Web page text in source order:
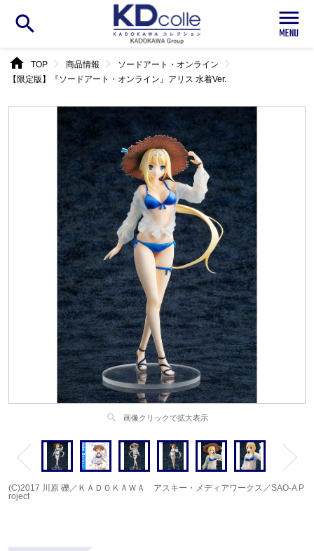
search
home TOPchevron_right 商品情報chevron_right ソードアート・オンライン chevron_right
【限定版】『ソードアート・オンライン』アリス 水着Ver.
search 画像クリックで拡大表示
(C)2017 川原 礫／ＫＡＤＯＫＡＷＡ アスキー・メディアワークス／SAO-A P
roject